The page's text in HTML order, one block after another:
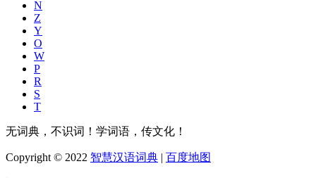
N
Z
Y
O
W
P
R
S
T
无词典，不识词！学词语，传文化！
Copyright © 2022 智慧汉语词典 | 百度地图